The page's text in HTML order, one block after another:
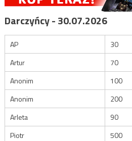
Darczyńcy - 30.07.2026
AP
30
Artur
70
Anonim
100
Anonim
200
Arleta
90
Piotr
500